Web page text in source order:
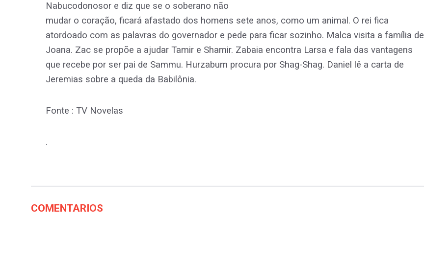
Nabucodonosor e diz que se o soberano não
mudar o coração, ficará afastado dos homens sete anos, como um animal. O rei fica
atordoado com as palavras do governador e pede para ficar sozinho. Malca visita a família de
Joana. Zac se propõe a ajudar Tamir e Shamir. Zabaia encontra Larsa e fala das vantagens
que recebe por ser pai de Sammu. Hurzabum procura por Shag-Shag. Daniel lê a carta de
Jeremias sobre a queda da Babilônia.
Fonte : TV Novelas
.
COMENTARIOS